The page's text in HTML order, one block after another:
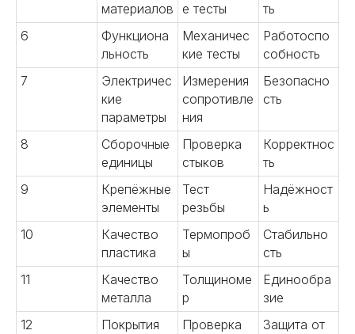
материалов
е тесты
ть
6
Функциона
льность
Механичес
кие тесты
Работоспо
собность
7
Электричес
кие
параметры
Измерения
сопротивле
ния
Безопасно
сть
8
Сборочные
единицы
Проверка
стыков
Корректнос
ть
9
Крепёжные
элементы
Тест
резьбы
Надёжност
ь
10
Качество
пластика
Термопроб
ы
Стабильно
сть
11
Качество
металла
Толщиноме
р
Единообра
зие
12
Покрытия
Проверка
Защита от